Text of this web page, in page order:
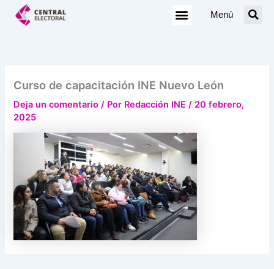
Menú
Curso de capacitación INE Nuevo León
Deja un comentario / Por Redacción INE/ 20 febrero,
2025